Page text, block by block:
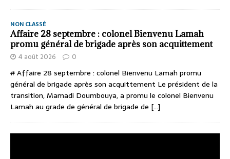
NON CLASSÉ
Affaire 28 septembre : colonel Bienvenu Lamah
promu général de brigade après son acquittement
4 août 2026 0
# Affaire 28 septembre : colonel Bienvenu Lamah promu
général de brigade après son acquittement Le président de la
transition, Mamadi Doumbouya, a promu le colonel Bienvenu
Lamah au grade de général de brigade de [...]